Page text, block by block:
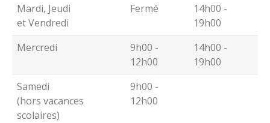
Mardi, Jeudi
et Vendredi
Fermé
14h00 -
19h00
Mercredi
9h00 -
12h00
14h00 -
19h00
Samedi
(hors vacances
scolaires)
9h00 -
12h00